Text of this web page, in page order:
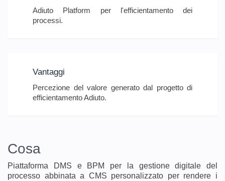
Adiuto Platform per l'efficientamento dei
processi.
Vantaggi
Percezione del valore generato dal progetto di
efficientamento Adiuto.
Cosa
Piattaforma DMS e BPM per la gestione digitale del
processo abbinata a CMS personalizzato per rendere i